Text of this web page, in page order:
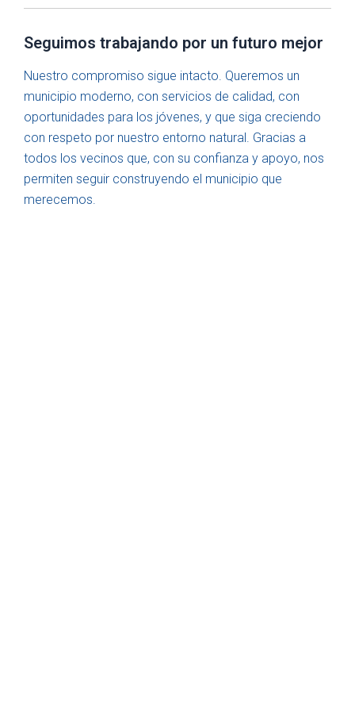
Seguimos trabajando por un futuro mejor
Nuestro compromiso sigue intacto. Queremos un
municipio moderno, con servicios de calidad, con
oportunidades para los jóvenes, y que siga creciendo
con respeto por nuestro entorno natural. Gracias a
todos los vecinos que, con su confianza y apoyo, nos
permiten seguir construyendo el municipio que
merecemos.